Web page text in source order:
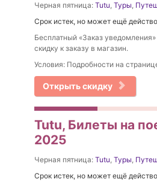
Черная пятница: Tutu, Туры,
Срок истек, но может ещё
Бесплатный «Заказ
скидку к заказу в магазин.
Условия: Подробности на
Открыть скидку
Tutu, Билеты на
2025
Черная пятница: Tutu, Туры,
Срок истек, но может ещё